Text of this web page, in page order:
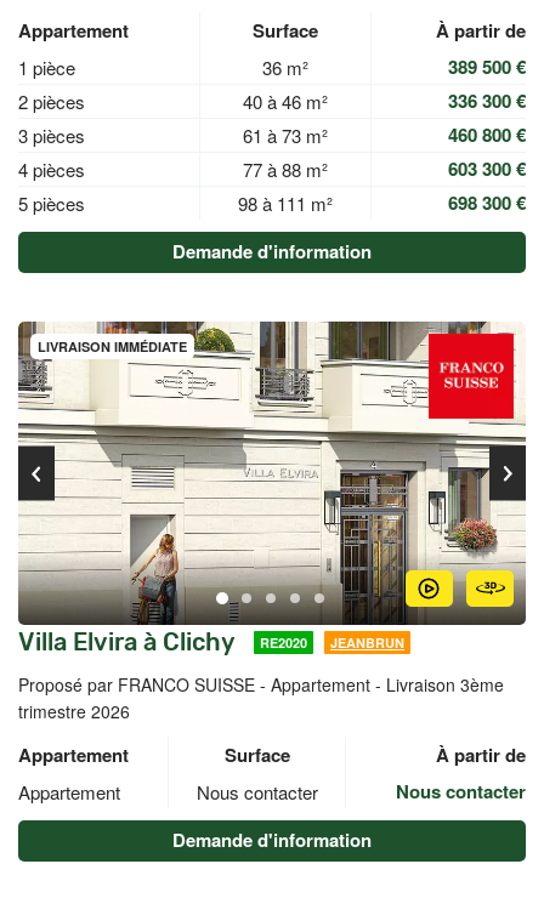
Appartement Surface À partir de
1 pièce 36 m² 389 500 €
2 pièces 40 à 46 m² 336 300 €
3 pièces 61 à 73 m² 460 800 €
4 pièces 77 à 88 m² 603 300 €
5 pièces 98 à 111 m²
698 300 €
Demande d'information
LIVRAISON IMMÉDIATE
Villa Elvira à Clichy RE2020 JEANBRUN
Proposé par FRANCO SUISSE - Appartement - Livraison 3ème
trimestre 2026
Appartement Surface À partir de
Appartement Nous contacter
Nous contacter
Demande d'information